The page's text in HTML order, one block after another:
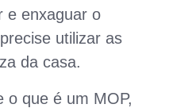
e enxaguar o
utilizar as
da casa.
o que é um MOP,